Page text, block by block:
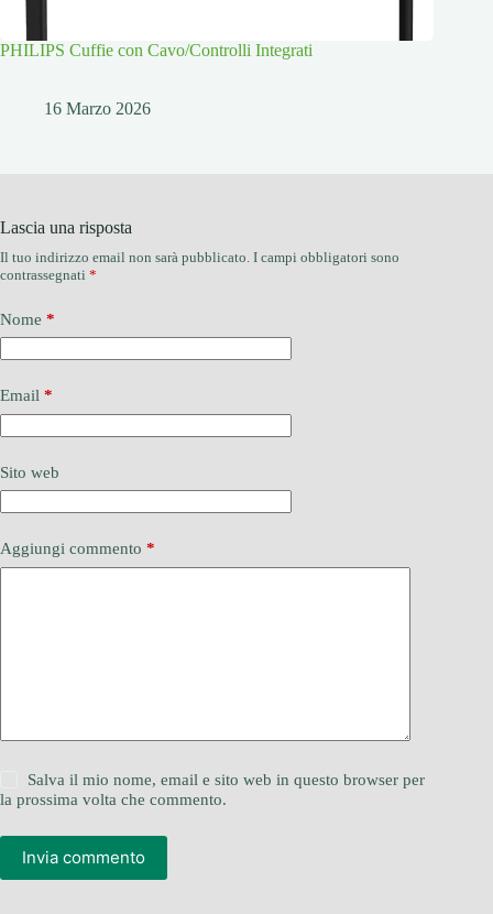
PHILIPS Cuffie con Cavo/Controlli Integrati
16 Marzo 2026
Lascia una risposta
Il tuo indirizzo email non sarà pubblicato. I campi obbligatori sono
contrassegnati *
Nome *
Email *
Sito web
Aggiungi commento *
Salva il mio nome, email e sito web in questo browser per
la prossima volta che commento.
Invia commento